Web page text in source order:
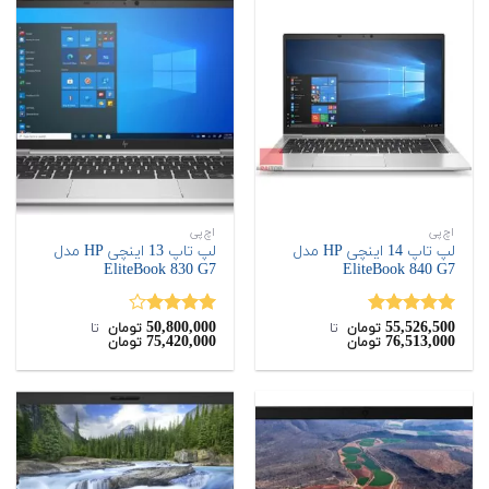
اچ‌پی
لپ تاپ 14 اینچی HP مدل
EliteBook 840 G7
نمره5.00
از 5
55,526,500 تومان ‌ تا ‌
76,513,000 تومان
اچ‌پی
لپ تاپ 13 اینچی HP مدل
EliteBook 830 G7
نمره
4.00از 5
50,800,000 تومان ‌ تا ‌
75,420,000 تومان